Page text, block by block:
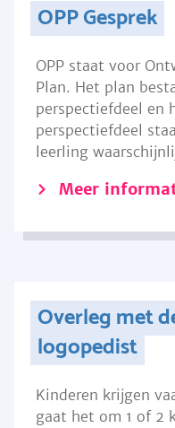
OPP Gesprek
OPP staat voor
Plan. Het plan
perspectiefdeel en
perspectiefdeel
leerling
Meer
Overleg met
logopedist
Kinderen krijgen
gaat het om 1 of 2